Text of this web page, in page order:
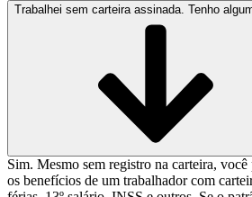
Trabalhei sem carteira assinada. Tenho
Sim. Mesmo sem registro na carteira,
os benefícios de um trabalhador com